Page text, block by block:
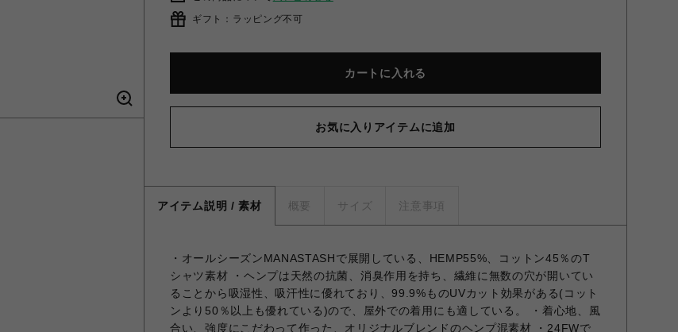
ギフト：ラッピング不可
カートに入れる
お気に入りアイテムに追加
アイテム説明 / 素材 概要 サイズ 注意事項
・オールシーズンMANASTASHで展開している、HEMP55%、コットン45％のT
シャツ素材 ・ヘンプは天然の抗菌、消臭作用を持ち、繊維に無数の穴が開いてい
ることから吸湿性、吸汗性に優れており、99.9%ものUVカット効果がある(コット
ンより50％以上も優れている)ので、屋外での着用にも適している。 ・着心地、風
合い、強度にこだわって作った、オリジナルブレンドのヘンプ混素材 ・24FWで